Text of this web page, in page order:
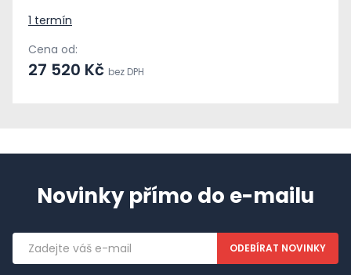
1 termín
Cena od:
27 520 Kč bez DPH
Novinky přímo do e-mailu
Emailová
adresa